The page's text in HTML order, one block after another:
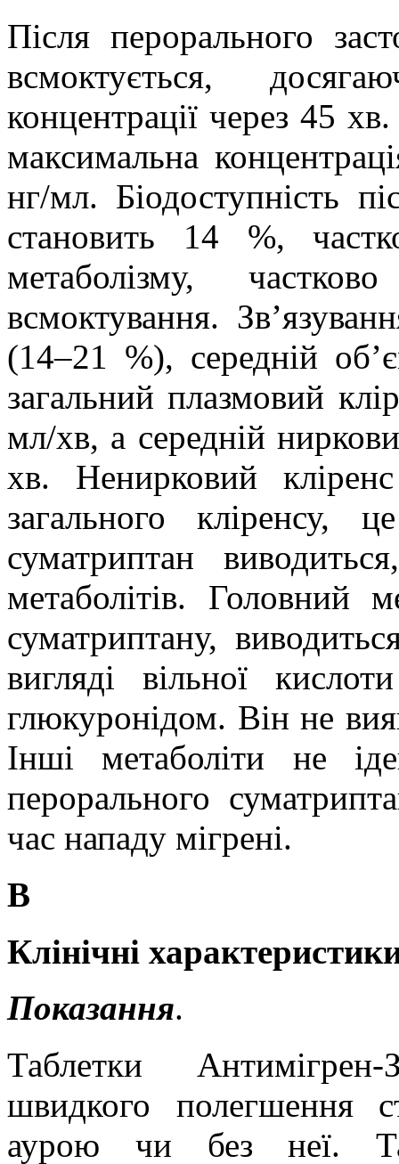
Після перорального
всмоктується,
концентрації через 45
максимальна
нг/мл. Біодоступність
становить 14 %,
метаболізму,
всмоктування.
(14–21 %), середній
загальний плазмовий
мл/хв, а середній
хв. Ненирковий
загального кліренсу,
суматриптан
метаболітів. Головний
суматриптану,
вигляді вільної
глюкуронідом. Він не
Інші метаболіти не
перорального
час нападу мігрені.
В
Клінічні
Показання.
Таблетки Антимігрен-
швидкого полегшення
аурою чи без неї.